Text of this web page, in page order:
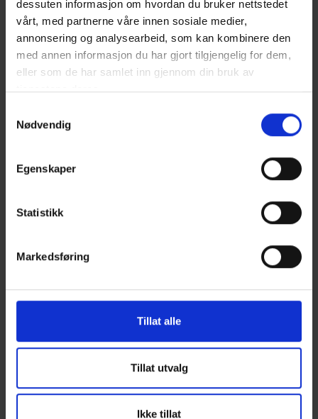
dessuten informasjon om hvordan du bruker nettstedet
vårt, med partnerne våre innen sosiale medier,
annonsering og analysearbeid, som kan kombinere den
med annen informasjon du har gjort tilgjengelig for dem,
eller som de har samlet inn gjennom din bruk av
tjenestene deres.
Nødvendig
Egenskaper
Statistikk
Markedsføring
Tillat alle
Tillat utvalg
Ikke tillat
denne flotte kundetilpassede